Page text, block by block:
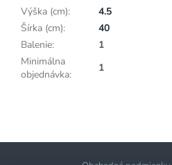
Výška (cm):
4.5
Šírka (cm):
40
Balenie:
1
Minimálna
objednávka:
1